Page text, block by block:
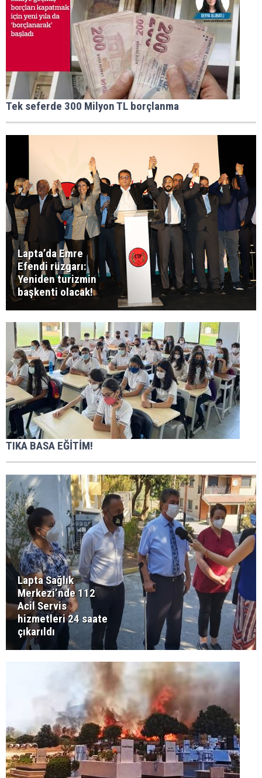
Tek seferde 300 Milyon TL borçlanma
Lapta’da Emre
Efendi rüzgarı:
Yeniden turizmin
başkenti olacak!
TIKA BASA EĞİTİM!
Lapta Sağlık
Merkezi’nde 112
Acil Servis
hizmetleri 24 saate
çıkarıldı